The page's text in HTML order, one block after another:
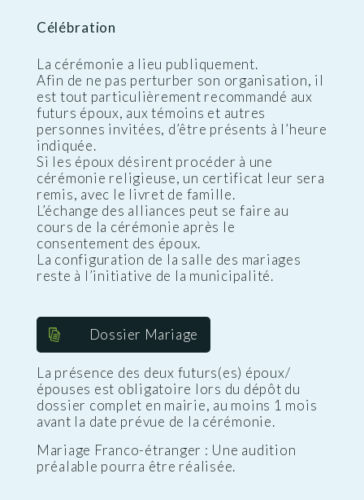
Célébration
La cérémonie a lieu publiquement.
Afin de ne pas perturber son organisation, il
est tout particulièrement recommandé aux
futurs époux, aux témoins et autres
personnes invitées, d’être présents à l’heure
indiquée.
Si les époux désirent procéder à une
cérémonie religieuse, un certificat leur sera
remis, avec le livret de famille.
L’échange des alliances peut se faire au
cours de la cérémonie après le
consentement des époux.
La configuration de la salle des mariages
reste à l’initiative de la municipalité.
Dossier Mariage
La présence des deux futurs(es) époux/
épouses est obligatoire lors du dépôt du
dossier complet en mairie, au moins 1 mois
avant la date prévue de la cérémonie.
Mariage Franco-étranger : Une audition
préalable pourra être réalisée.